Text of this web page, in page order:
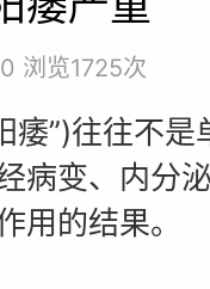
浏览1725次
”)往往不是
病变、内分
用的结果。